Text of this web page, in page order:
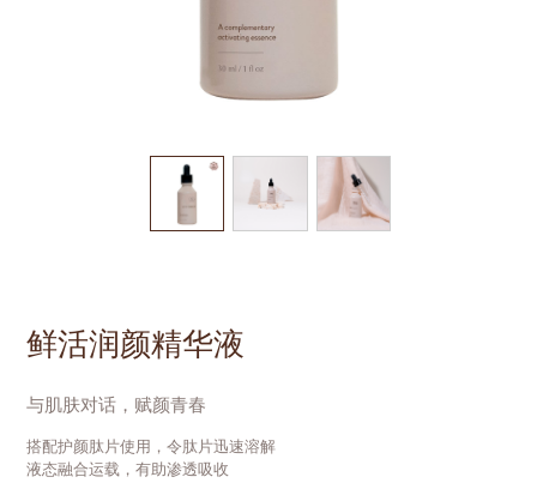
鲜活润颜精华液
与肌肤对话，赋颜青春
搭配护颜肽片使用，令肽片迅速溶解
液态融合运载，有助渗透吸收